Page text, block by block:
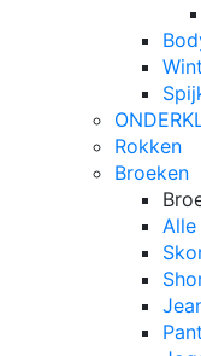
Rokken
Broeken
Alle